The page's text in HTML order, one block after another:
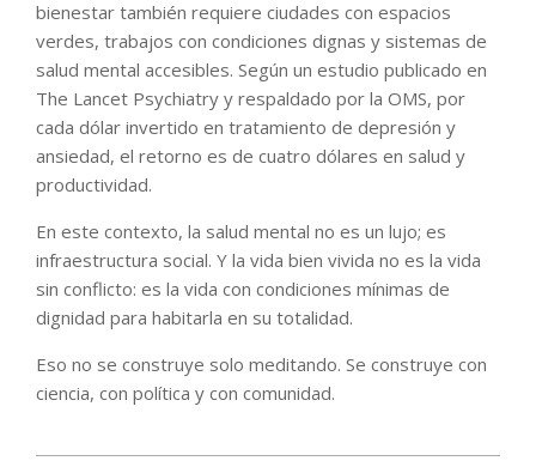
bienestar también requiere ciudades con espacios
verdes, trabajos con condiciones dignas y sistemas de
salud mental accesibles. Según un estudio publicado en
The Lancet Psychiatry y respaldado por la OMS, por
cada dólar invertido en tratamiento de depresión y
ansiedad, el retorno es de cuatro dólares en salud y
productividad.
En este contexto, la salud mental no es un lujo; es
infraestructura social. Y la vida bien vivida no es la vida
sin conflicto: es la vida con condiciones mínimas de
dignidad para habitarla en su totalidad.
Eso no se construye solo meditando. Se construye con
ciencia, con política y con comunidad.